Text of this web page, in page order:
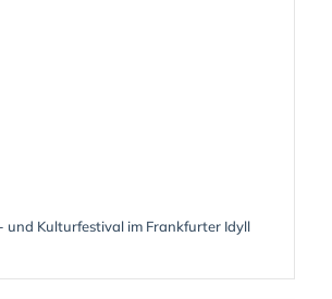
und Kulturfestival im Frankfurter Idyll